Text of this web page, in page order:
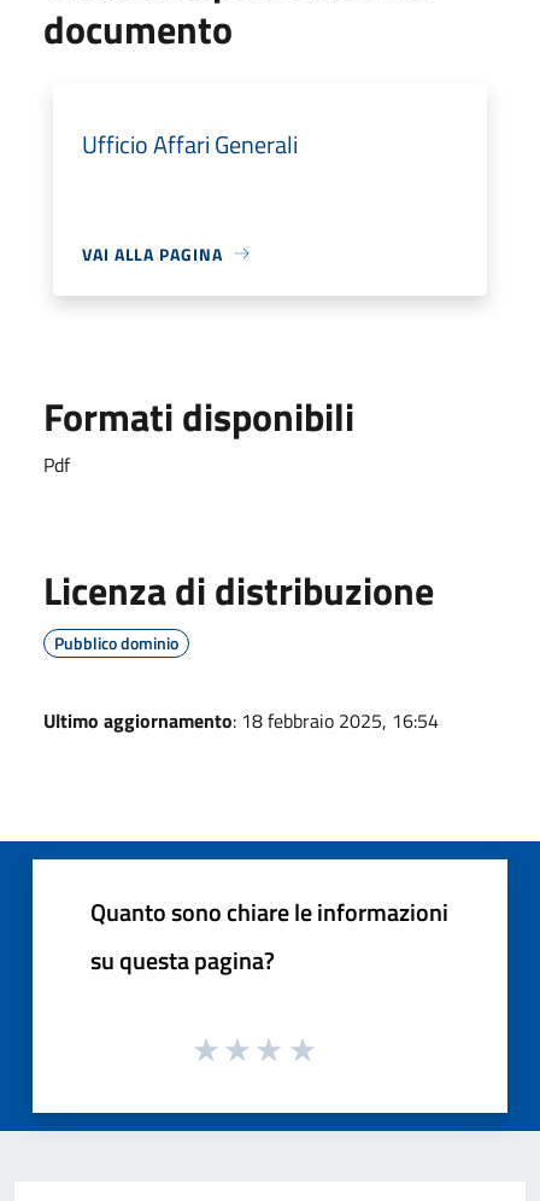
documento
Ufficio Affari Generali
VAI ALLA PAGINA
Formati disponibili
Pdf
Licenza di distribuzione
Pubblico dominio
Ultimo aggiornamento: 18 febbraio 2025, 16:54
Quanto sono chiare le informazioni
su questa pagina?